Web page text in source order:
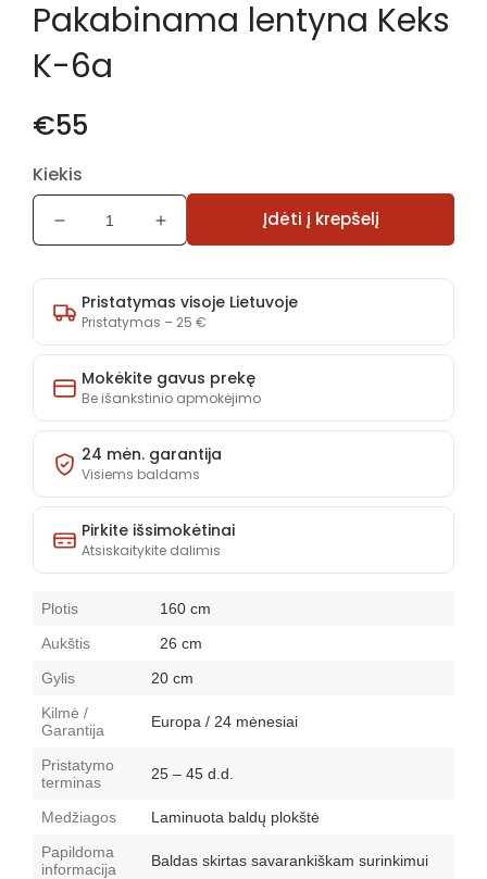
modaliniame
Pakabinama lentyna Keks
K-6a
€55
Kiekis
Sumažinti
Pakabinama
lentyna
Keks
K-
6a
Padidinti
Pakabinama
lentyna
Keks
K-
6a
Įdėti į krepšelį
Pristatymas visoje Lietuvoje
Pristatymas – 25 €
Mokėkite gavus prekę
Be išankstinio apmokėjimo
24 mėn. garantija
Visiems baldams
Pirkite išsimokėtinai
Atsiskaitykite dalimis
Plotis
160 cm
Aukštis
26 cm
Gylis
20 cm
Kilmė /
Garantija
Europa / 24 mėnesiai
Pristatymo
terminas
25 – 45 d.d.
Medžiagos
Laminuota baldų plokštė
Papildoma
informacija
Baldas skirtas savarankiškam surinkimui